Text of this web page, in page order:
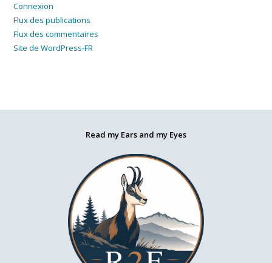
Connexion
Flux des publications
Flux des commentaires
Site de WordPress-FR
Read my Ears and my Eyes